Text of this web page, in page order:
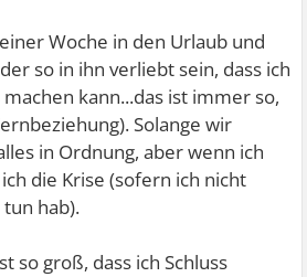
Woche in den Urlaub und
so in ihn verliebt sein, dass ich
kann...das ist immer so,
Solange wir
in Ordnung, aber wenn ich
die Krise (sofern ich nicht
hab).
so groß, dass ich Schluss